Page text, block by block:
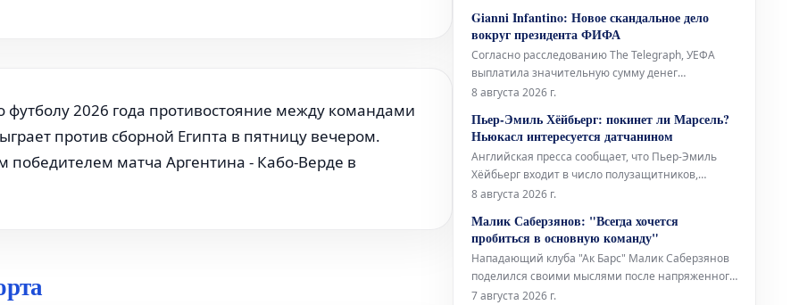
2026 года противостояние между командами
против сборной Египта в пятницу вечером.
победителем матча Аргентина - Кабо-Верде в
Бландизи, в то время как петербургский клуб
приобрел спортивные права на голкипера
Даниила Тарасова. 32-летний Бландизи выступал
за
Gianni Infantino: Новое скандальное дело
вокруг президента ФИФА
Согласно расследованию The Telegraph, УЕФА
выплатила значительную сумму денег
сотруднице, которая, как предполагается, имела
нынешний президент ФИФА занимал пост
генерального секретаря европейской
организации. Это новое дело, которо
8 августа 2026 г.
Пьер-Эмиль Хёйбьерг: покинет ли Марсель?
Ньюкасл интересуется датчанином
Английская пресса сообщает, что Пьер-Эмиль
Хёйбьерг входит в число полузащитников,
рассматриваемых «Ньюкаслом» для замены
хорошо знаком с Премьер-лигой, выступая за
«Саутгемптон» (2016-2020) и «Тоттенхэм» (2020-
2024). «Марсель» на гран
8 августа 2026 г.
Малик Саберзянов: "Всегда хочется
пробиться в основную команду"
Нападающий клуба "Ак Барс" Малик Саберзянов
поделился своими мыслями после напряженного
матча против команды "Нефтяник", который
7 августа 2026 г.